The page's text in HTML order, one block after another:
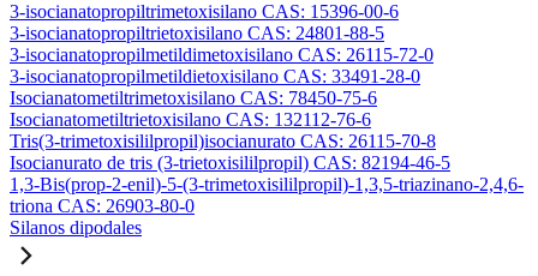
3-isocianatopropiltrimetoxisilano CAS: 15396-00-6
3-isocianatopropiltrietoxisilano CAS: 24801-88-5
3-isocianatopropilmetildimetoxisilano CAS: 26115-72-0
3-isocianatopropilmetildietoxisilano CAS: 33491-28-0
Isocianatometiltrimetoxisilano CAS: 78450-75-6
Isocianatometiltrietoxisilano CAS: 132112-76-6
Tris(3-trimetoxisililpropil)isocianurato CAS: 26115-70-8
Isocianurato de tris (3-trietoxisililpropil) CAS: 82194-46-5
1,3-Bis(prop-2-enil)-5-(3-trimetoxisililpropil)-1,3,5-triazinano-2,4,6-
triona CAS: 26903-80-0
Silanos dipodales